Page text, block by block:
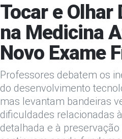
Tocar e Olhar
na Medicina
Novo Exame
Professores debatem os
do desenvolvimento
mas levantam bandeiras
dificuldades relacionadas
detalhada e à